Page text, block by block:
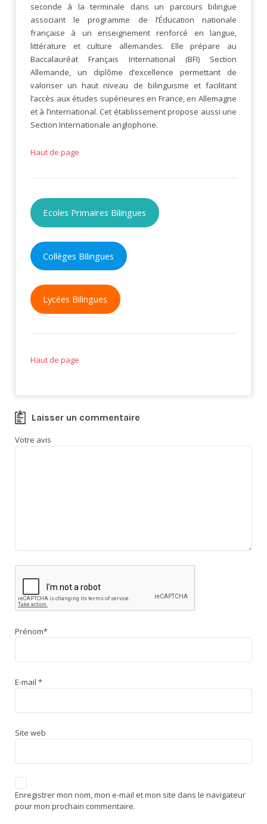
seconde à la terminale dans un parcours bilingue
associant le programme de l’Éducation nationale
française à un enseignement renforcé en langue,
littérature et culture allemandes. Elle prépare au
Baccalauréat Français International (BFI) Section
Allemande, un diplôme d’excellence permettant de
valoriser un haut niveau de bilinguisme et facilitant
l’accès aux études supérieures en France, en Allemagne
et à l’international. Cet établissement propose aussi une
Section Internationale anglophone.
Haut de page
Ecoles Primaires Bilingues
Collèges Bilingues
Lycées Bilingues
Haut de page
Laisser un commentaire
Votre avis
Prénom*
E-mail *
Site web
Enregistrer mon nom, mon e-mail et mon site dans le navigateur
pour mon prochain commentaire.